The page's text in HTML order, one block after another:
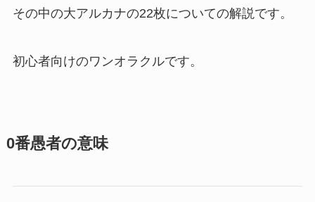
その中の大アルカナの22枚についての解説です。
初心者向けのワンオラクルです。
0番愚者の意味